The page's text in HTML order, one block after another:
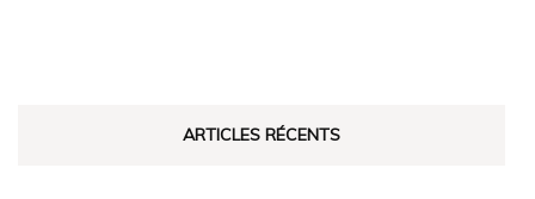
ARTICLES RÉCENTS